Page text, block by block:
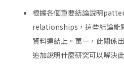
根據各個重要結論說明
relationships，這些結論能
資料連結上。萬一，此關係
追加說明什麼研究可以解決